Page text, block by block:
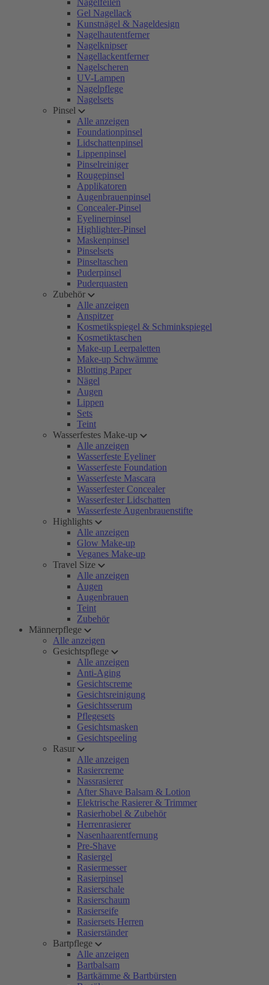
Nagelfeilen
Gel Nagellack
Kunstnägel & Nageldesign
Nagelhautentferner
Nagelknipser
Nagellackentferner
Nagelscheren
UV-Lampen
Nagelpflege
Nagelsets
Pinsel
Alle anzeigen
Foundationpinsel
Lidschattenpinsel
Lippenpinsel
Pinselreiniger
Rougepinsel
Applikatoren
Augenbrauenpinsel
Concealer-Pinsel
Eyelinerpinsel
Highlighter-Pinsel
Maskenpinsel
Pinselsets
Pinseltaschen
Puderpinsel
Puderquasten
Zubehör
Alle anzeigen
Anspitzer
Kosmetikspiegel & Schminkspiegel
Kosmetiktaschen
Make-up Leerpaletten
Make-up Schwämme
Blotting Paper
Nägel
Augen
Lippen
Sets
Teint
Wasserfestes Make-up
Alle anzeigen
Wasserfeste Eyeliner
Wasserfeste Foundation
Wasserfeste Mascara
Wasserfester Concealer
Wasserfester Lidschatten
Wasserfeste Augenbrauenstifte
Highlights
Alle anzeigen
Glow Make-up
Veganes Make-up
Travel Size
Alle anzeigen
Augen
Augenbrauen
Teint
Zubehör
Männerpflege
Alle anzeigen
Gesichtspflege
Alle anzeigen
Anti-Aging
Gesichtscreme
Gesichtsreinigung
Gesichtsserum
Pflegesets
Gesichtsmasken
Gesichtspeeling
Rasur
Alle anzeigen
Rasiercreme
Nassrasierer
After Shave Balsam & Lotion
Elektrische Rasierer & Trimmer
Rasierhobel & Zubehör
Herrenrasierer
Nasenhaarentfernung
Pre-Shave
Rasiergel
Rasiermesser
Rasierpinsel
Rasierschale
Rasierschaum
Rasierseife
Rasiersets Herren
Rasierständer
Bartpflege
Alle anzeigen
Bartbalsam
Bartkämme & Bartbürsten